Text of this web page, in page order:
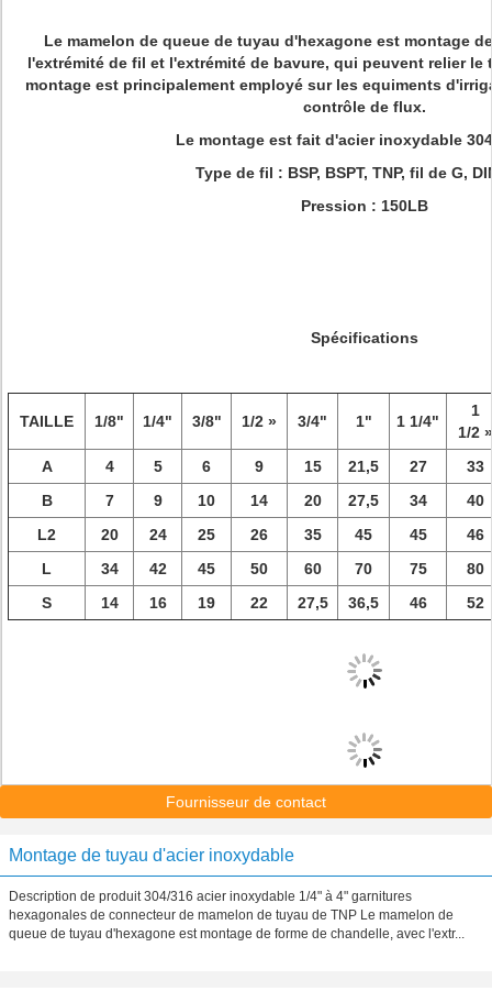
Le mamelon de queue de tuyau d'hexagone est montage
l'extrémité de fil et l'extrémité de bavure, qui peuvent relier le
montage est principalement employé sur les equiments
contrôle de flux.
Le montage est fait d'acier inoxydable
Type de fil : BSP, BSPT, TNP, fil de G,
Pression : 150LB
Spécifications
TAILLE 1/8" 1/4" 3/8" 1/2 » 3/4" 1" 1 1/4"
1
1/2 »
A
4 5 6 9 15 21,5 27
33
B
7 9 10 14 20 27,5 34
40
L2
20 24 25 26 35 45 45
46
L
34 42 45 50 60 70 75
80
S
14 16 19 22 27,5 36,5 46 52
Fournisseur de contact
Montage de tuyau d'acier inoxydable
Description de produit 304/316 acier inoxydable 1/4" à 4" garnitures
hexagonales de connecteur de mamelon de tuyau de TNP Le mamelon de
queue de tuyau d'hexagone est montage de forme de chandelle, avec l'extr...